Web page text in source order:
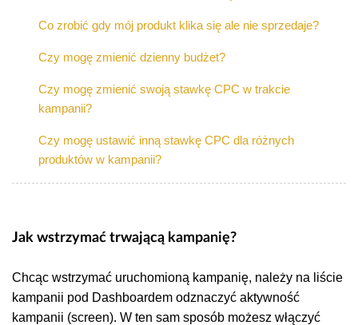
Co zrobić gdy mój produkt klika się ale nie sprzedaje?
Czy mogę zmienić dzienny budżet?
Czy mogę zmienić swoją stawkę CPC w trakcie
kampanii?
Czy mogę ustawić inną stawkę CPC dla różnych
produktów w kampanii?
Jak wstrzymać trwającą kampanię?
Chcąc wstrzymać uruchomioną kampanię, należy na liście
kampanii pod Dashboardem odznaczyć aktywność
kampanii (screen). W ten sam sposób możesz włączyć